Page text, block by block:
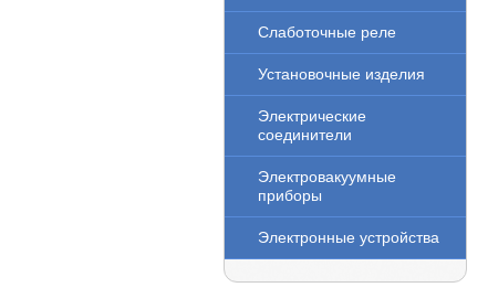
Слаботочные реле
Установочные изделия
Электрические
соединители
Электровакуумные
приборы
Электронные устройства